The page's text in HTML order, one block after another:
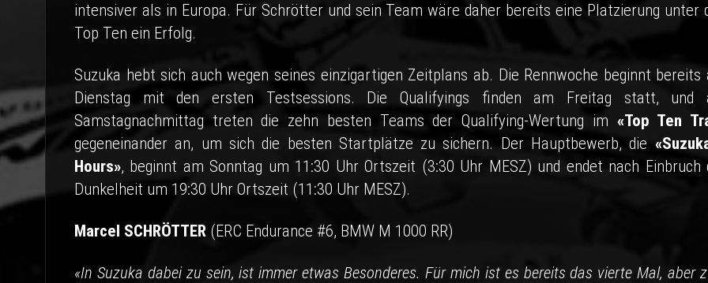
intensiver als in Europa. Für Schrötter und sein Team wäre daher bereits eine Platzierung unter
Top Ten ein Erfolg.
Suzuka hebt sich auch wegen seines einzigartigen Zeitplans ab. Die Rennwoche beginnt bereits
Dienstag mit den ersten Testsessions. Die Qualifyings finden am Freitag statt, und
Samstagnachmittag treten die zehn besten Teams der Qualifying-Wertung im «Top Ten
gegeneinander an, um sich die besten Startplätze zu sichern. Der Hauptbewerb, die
Hours», beginnt am Sonntag um 11:30 Uhr Ortszeit (3:30 Uhr MESZ) und endet nach Einbruch
Dunkelheit um 19:30 Uhr Ortszeit (11:30 Uhr MESZ).
Marcel SCHRÖTTER (ERC Endurance #6, BMW M 1000 RR)
«In Suzuka dabei zu sein, ist immer etwas Besonderes. Für mich ist es bereits das vierte Mal, aber